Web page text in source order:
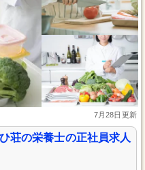
7月28日更新
荘の栄養士の正社員求人